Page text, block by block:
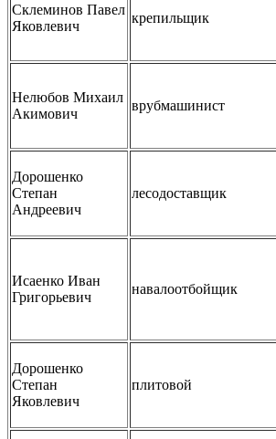
Склеминов Павел
Яковлевич
крепильщик
Нелюбов Михаил
Акимович
врубмашинист
Дорошенко
Степан
Андреевич
лесодоставщик
Исаенко Иван
Григорьевич
навалоотбойщик
Дорошенко
Степан
Яковлевич
плитовой